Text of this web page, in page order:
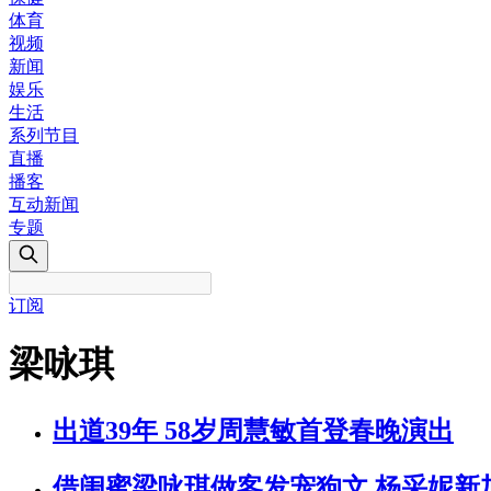
体育
视频
新闻
娱乐
生活
系列节目
直播
播客
互动新闻
专题
订阅
梁咏琪
出道39年 58岁周慧敏首登春晚演出